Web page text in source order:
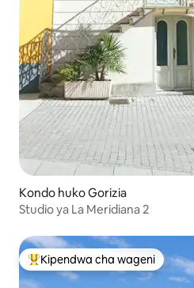
Kondo huko Gorizia
Studio ya La Meridiana 2
Kipendwa maarufu cha wageni
Kipendwa cha wageni